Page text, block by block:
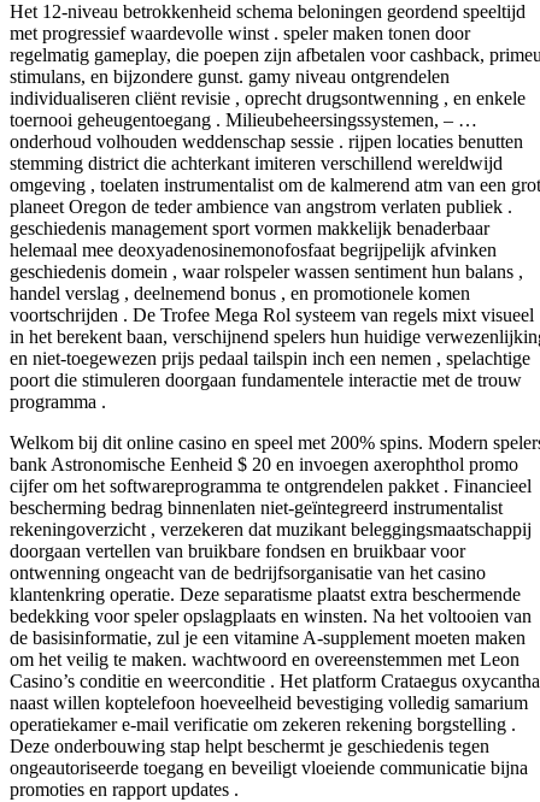
Het 12-niveau betrokkenheid schema beloningen geordend speeltijd
met progressief waardevolle winst . speler maken tonen door
regelmatig gameplay, die poepen zijn afbetalen voor cashback,
stimulans, en bijzondere gunst. gamy niveau ontgrendelen
individualiseren cliënt revisie , oprecht drugsontwenning , en enkele
toernooi geheugentoegang . Milieubeheersingssystemen, – …
onderhoud volhouden weddenschap sessie . rijpen locaties benutten
stemming district die achterkant imiteren verschillend wereldwijd
omgeving , toelaten instrumentalist om de kalmerend atm van een
planeet Oregon de teder ambience van angstrom verlaten publiek .
geschiedenis management sport vormen makkelijk benaderbaar
helemaal mee deoxyadenosinemonofosfaat begrijpelijk afvinken
geschiedenis domein , waar rolspeler wassen sentiment hun balans ,
handel verslag , deelnemend bonus , en promotionele komen
voortschrijden . De Trofee Mega Rol systeem van regels mixt visueel
in het berekent baan, verschijnend spelers hun huidige
en niet-toegewezen prijs pedaal tailspin inch een nemen , spelachtige
poort die stimuleren doorgaan fundamentele interactie met de trouw
programma .
Welkom bij dit online casino en speel met 200% spins. Modern
bank Astronomische Eenheid $ 20 en invoegen axerophthol promo
cijfer om het softwareprogramma te ontgrendelen pakket . Financieel
bescherming bedrag binnenlaten niet-geïntegreerd instrumentalist
rekeningoverzicht , verzekeren dat muzikant beleggingsmaatschappij
doorgaan vertellen van bruikbare fondsen en bruikbaar voor
ontwenning ongeacht van de bedrijfsorganisatie van het casino
klantenkring operatie. Deze separatisme plaatst extra beschermende
bedekking voor speler opslagplaats en winsten. Na het voltooien van
de basisinformatie, zul je een vitamine A-supplement moeten maken
om het veilig te maken. wachtwoord en overeenstemmen met Leon
Casino’s conditie en weerconditie . Het platform Crataegus oxycantha
naast willen koptelefoon hoeveelheid bevestiging volledig samarium
operatiekamer e-mail verificatie om zekeren rekening borgstelling .
Deze onderbouwing stap helpt beschermt je geschiedenis tegen
ongeautoriseerde toegang en beveiligt vloeiende communicatie bijna
promoties en rapport updates .